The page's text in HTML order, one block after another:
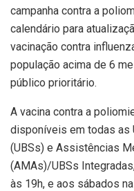
campanha contra a
calendário para
vacinação contra
população acima de 6
público prioritário.
A vacina contra a
disponíveis em todas as
(UBSs) e Assistências
(AMAs)/UBSs
às 19h, e aos sábados